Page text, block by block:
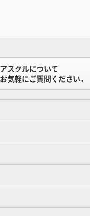
アスクルについて
お気軽にご質問ください。